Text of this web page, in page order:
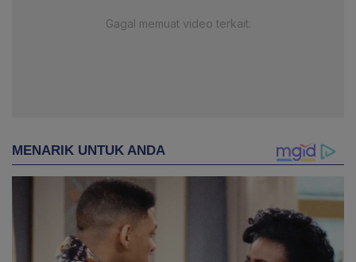
Gagal memuat video terkait.